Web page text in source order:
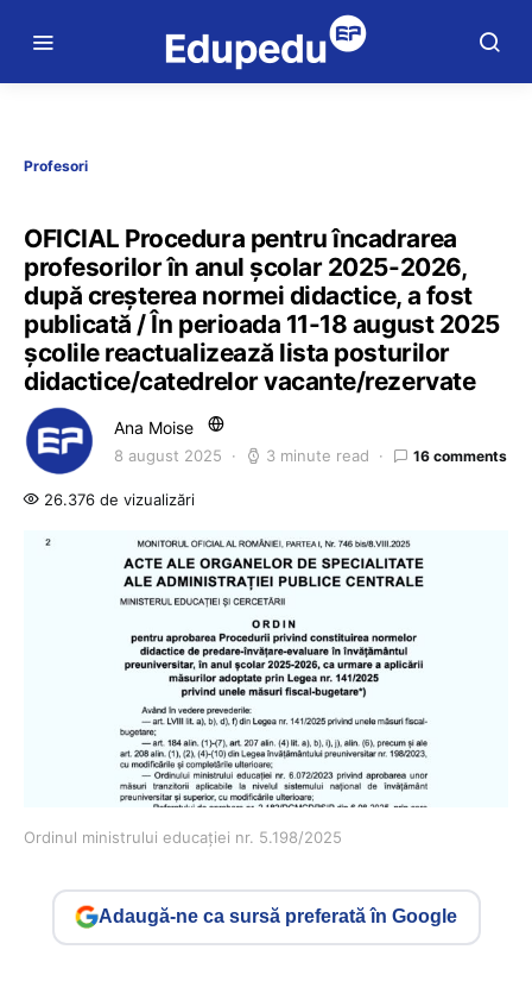
Profesori
OFICIAL Procedura pentru încadrarea
profesorilor în anul școlar 2025-2026,
după creșterea normei didactice, a fost
publicată / În perioada 11-18 august 2025
școlile reactualizează lista posturilor
didactice/catedrelor vacante/rezervate
Ana Moise
8 august 2025 3 minute read 16 comments
26.376 de vizualizări
Ordinul ministrului educației nr. 5.198/2025
Adaugă-ne ca sursă preferată în Google